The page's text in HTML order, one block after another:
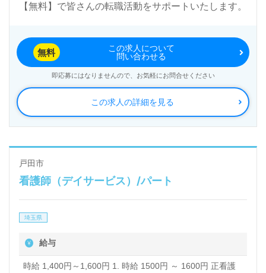
【無料】で皆さんの転職活動をサポートいたします。
この求人の詳細を見る
無料
この求人について
問い合わせる
即応募にはなりませんので、お気軽にお問合せください
戸田市
看護師（デイサービス）/パート
埼玉県
給与
時給 1,400円～1,600円 1. 時給 1500円 ～ 1600円 正看護